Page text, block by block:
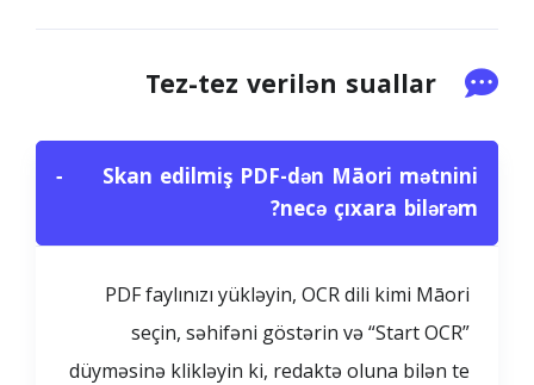
Tez-tez verilən suallar
Skan edilmiş PDF-dən Māori mətnini
necə çıxara bilərəm?
−
PDF faylınızı yükləyin, OCR dili kimi Māori
seçin, səhifəni göstərin və “Start OCR”
düyməsinə klikləyin ki, redaktə oluna bilən te